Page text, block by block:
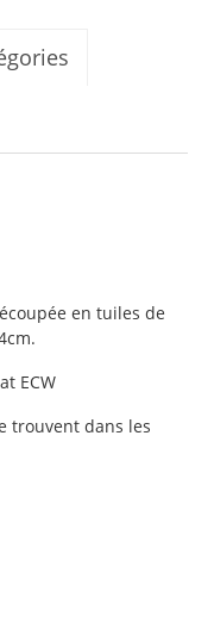
en tuiles de
ECW
trouvent dans les